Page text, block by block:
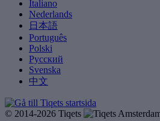
Italiano
Nederlands
日本語
Português
Polski
Русский
Svenska
中文
© 2014-2026 Tiqets